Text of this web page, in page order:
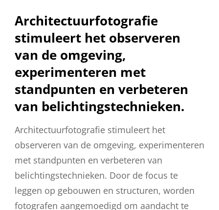
Architectuurfotografie
stimuleert het observeren
van de omgeving,
experimenteren met
standpunten en verbeteren
van belichtingstechnieken.
Architectuurfotografie stimuleert het
observeren van de omgeving, experimenteren
met standpunten en verbeteren van
belichtingstechnieken. Door de focus te
leggen op gebouwen en structuren, worden
fotografen aangemoedigd om aandacht te